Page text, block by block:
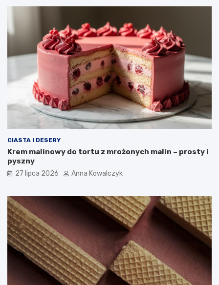
CIASTA I DESERY
Krem malinowy do tortu z mrożonych malin – prosty i
pyszny
27 lipca 2026 Anna Kowalczyk